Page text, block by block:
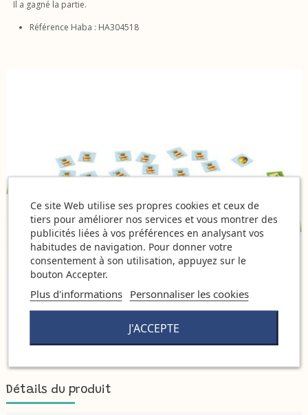
Il a gagné la partie.
Référence Haba : HA304518
Détails du produit
Ce site Web utilise ses propres cookies et ceux de
tiers pour améliorer nos services et vous montrer des
publicités liées à vos préférences en analysant vos
habitudes de navigation. Pour donner votre
consentement à son utilisation, appuyez sur le
bouton Accepter.
Plus d'informations Personnaliser les cookies
J'ACCEPTE